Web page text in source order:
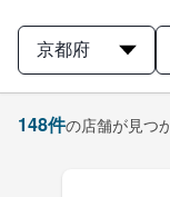
京都府
148件の店舗が見つ